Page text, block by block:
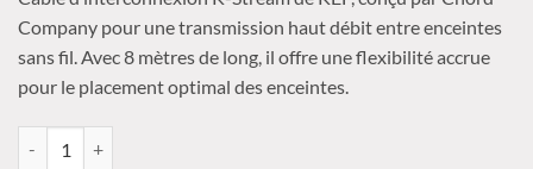
Company pour une transmission haut débit entre enceintes
sans fil. Avec 8 mètres de long, il offre une flexibilité accrue
pour le placement optimal des enceintes.